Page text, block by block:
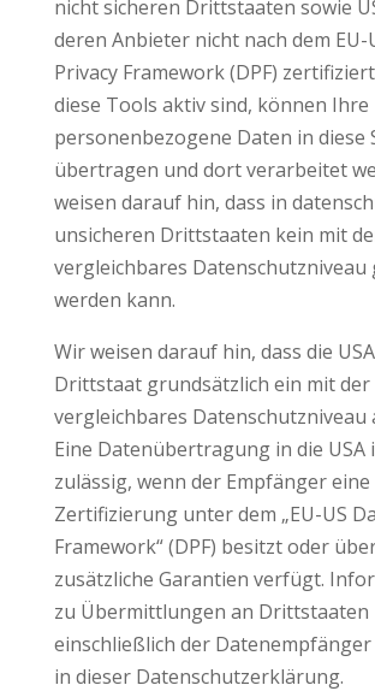
nicht sicheren Drittstaaten sowie
deren Anbieter nicht nach dem EU-
Privacy Framework (DPF)
diese Tools aktiv sind, können Ihre
personenbezogene Daten in diese
übertragen und dort verarbeitet
weisen darauf hin, dass in
unsicheren Drittstaaten kein mit
vergleichbares
werden kann.
Wir weisen darauf hin, dass die
Drittstaat grundsätzlich ein mit der
vergleichbares Datenschutzniveau
Eine Datenübertragung in die USA
zulässig, wenn der Empfänger eine
Zertifizierung unter dem „EU-US
Framework“ (DPF) besitzt oder
zusätzliche Garantien verfügt.
zu Übermittlungen an Drittstaaten
einschließlich der Datenempfänger
in dieser Datenschutzerklärung.